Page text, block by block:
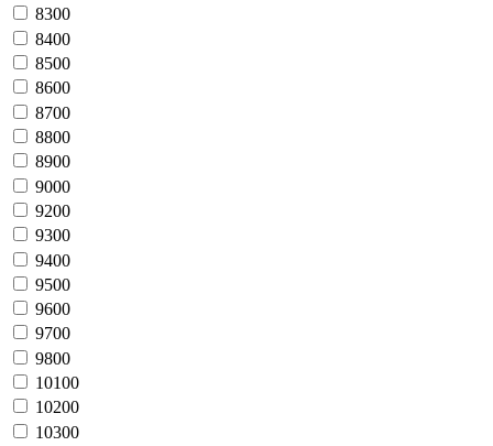
8300
8400
8500
8600
8700
8800
8900
9000
9200
9300
9400
9500
9600
9700
9800
10100
10200
10300